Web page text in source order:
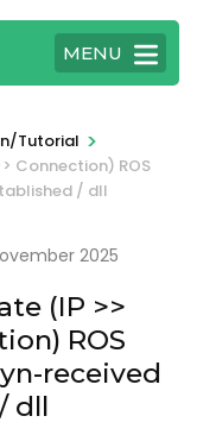
MENU
Tutorial >
Connection) ROS
/ dll
2025
(IP >>
ROS
received
dll